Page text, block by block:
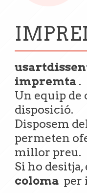
impremta .
Un equip de
disposició.
Disposem
permeten
millor preu.
Si ho
coloma per